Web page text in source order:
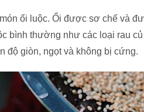
ổi luộc. Ổi được sơ chế và
bình thường như các loại rau
độ giòn, ngọt và không bị cứng.